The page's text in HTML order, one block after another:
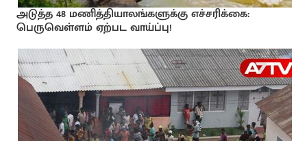
அடுத்த 48 மணித்தியாலங்களுக்கு எச்சரிக்கை:
பெருவெள்ளம் ஏற்பட வாய்ப்பு!